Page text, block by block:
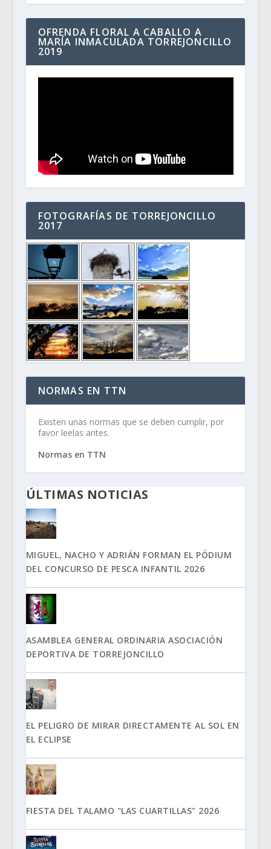
OFRENDA FLORAL A CABALLO A
MARÍA INMACULADA TORREJONCILLO
2019
FOTOGRAFÍAS DE TORREJONCILLO
2017
NORMAS EN TTN
Existen unas normas que se deben cumplir, por
favor leelas antes.
Normas en TTN
ÚLTIMAS NOTICIAS
MIGUEL, NACHO Y ADRIÁN FORMAN EL PÓDIUM
DEL CONCURSO DE PESCA INFANTIL 2026
ASAMBLEA GENERAL ORDINARIA ASOCIACIÓN
DEPORTIVA DE TORREJONCILLO
EL PELIGRO DE MIRAR DIRECTAMENTE AL SOL EN
EL ECLIPSE
FIESTA DEL TALAMO "LAS CUARTILLAS" 2026